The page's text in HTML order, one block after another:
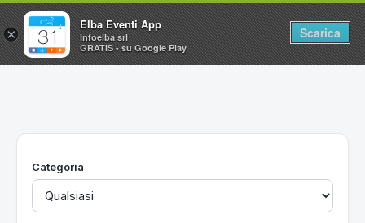
Home
Utilità
Categoria
×
Elba Eventi App
Infoelba srl
GRATIS - su Google Play
Scarica